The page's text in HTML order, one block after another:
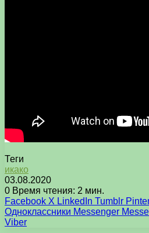
Теги
икако
03.08.2020
0 Время чтения: 2 мин.
Facebook X LinkedIn Tumblr
Одноклассники Messenger
Viber